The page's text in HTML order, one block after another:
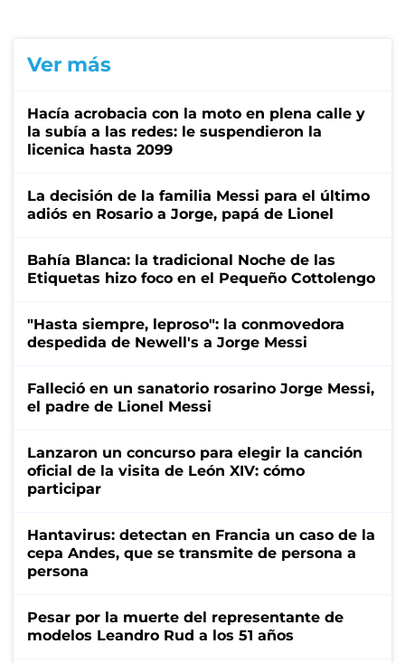
Ver más
Hacía acrobacia con la moto en plena calle y
la subía a las redes: le suspendieron la
licenica hasta 2099
La decisión de la familia Messi para el último
adiós en Rosario a Jorge, papá de Lionel
Bahía Blanca: la tradicional Noche de las
Etiquetas hizo foco en el Pequeño Cottolengo
"Hasta siempre, leproso": la conmovedora
despedida de Newell's a Jorge Messi
Falleció en un sanatorio rosarino Jorge Messi,
el padre de Lionel Messi
Lanzaron un concurso para elegir la canción
oficial de la visita de León XIV: cómo
participar
Hantavirus: detectan en Francia un caso de la
cepa Andes, que se transmite de persona a
persona
Pesar por la muerte del representante de
modelos Leandro Rud a los 51 años